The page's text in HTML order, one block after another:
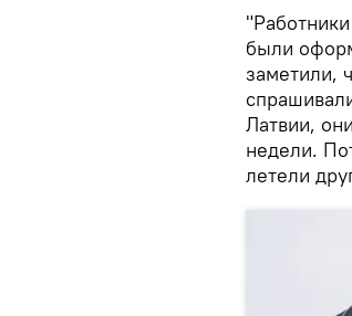
были
заметили,
Латвии,
недели.
летели